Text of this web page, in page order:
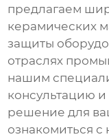
предлагаем
керамических
защиты
отраслях
нашим
консультацию
решение для
ознакомиться